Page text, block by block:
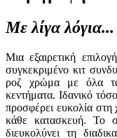
Με λίγα λόγια...
Μια εξαιρετική
συγκεκριμένο κιτ
ροζ χρώμα με όλα τα
κεντήματα. Ιδανικό
προσφέρει ευκολία
κάθε κατασκευή. Το
διευκολύνει τη